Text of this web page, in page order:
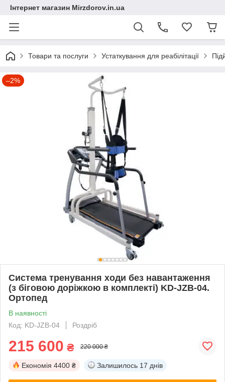
Інтернет магазин Mirzdorov.in.ua
Товари та послуги Устаткування для реабілітації
–2%
Система тренування ходи без навантаження
(з біговою доріжкою в комплекті) KD-JZB-04.
Ортопед
В наявності
Код: KD-JZB-04
Роздріб
215 600 ₴ 220 000 ₴
Економія 4400 ₴ Залишилось 17 днів